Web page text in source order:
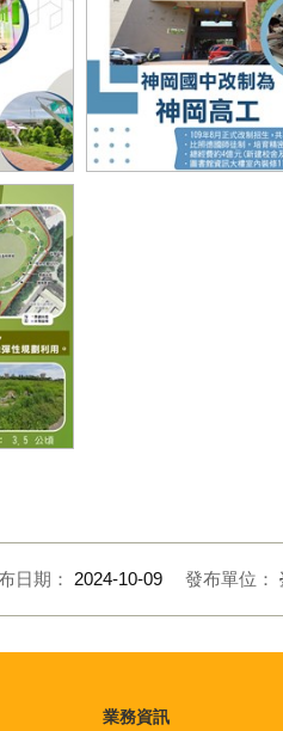
改善
日期： 2024-10-09 發布單位：
業務資訊